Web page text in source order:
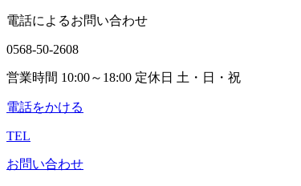
電話によるお問い合わせ
0568-50-2608
営業時間 10:00～18:00 定休日 土・日・祝
電話をかける
TEL
お問い合わせ